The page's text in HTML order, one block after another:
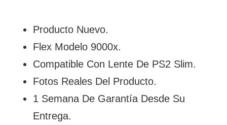
Producto Nuevo.
Flex Modelo 9000x.
Compatible Con Lente De PS2 Slim.
Fotos Reales Del Producto.
1 Semana De Garantía Desde Su
Entrega.